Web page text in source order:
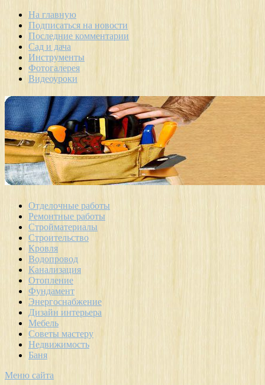
На главную
Подписаться на новости
Последние комментарии
Сад и дача
Инструменты
Фотогалерея
Видеоуроки
Отделочные работы
Ремонтные работы
Стройматериалы
Строительство
Кровля
Водопровод
Канализация
Отопление
Фундамент
Энергоснабжение
Дизайн интерьера
Мебель
Советы мастеру
Недвижимость
Баня
Меню сайта